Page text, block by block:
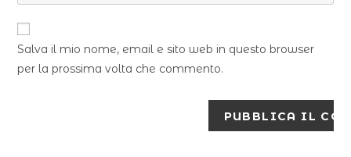
Salva il mio nome, email e sito web in questo browser
per la prossima volta che commento.